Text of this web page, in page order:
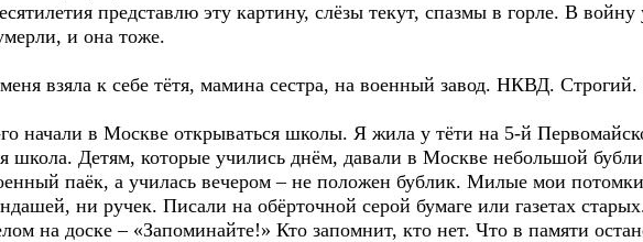
представлю эту картину, слёзы текут, спазмы в горле. В
и она тоже.
взяла к себе тётя, мамина сестра, на военный завод. НКВД.
начали в Москве открываться школы. Я жила у тёти на 5-й
школа. Детям, которые учились днём, давали в Москве небольшой
паёк, а училась вечером – не положен бублик. Милые мои
ни ручек. Писали на обёрточной серой бумаге или газетах
на доске – «Запоминайте!» Кто запомнит, кто нет. Что в памяти